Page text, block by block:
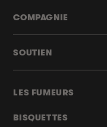
LES FUMEURS
BISQUETTES
COMPAGNIE
SOUTIEN